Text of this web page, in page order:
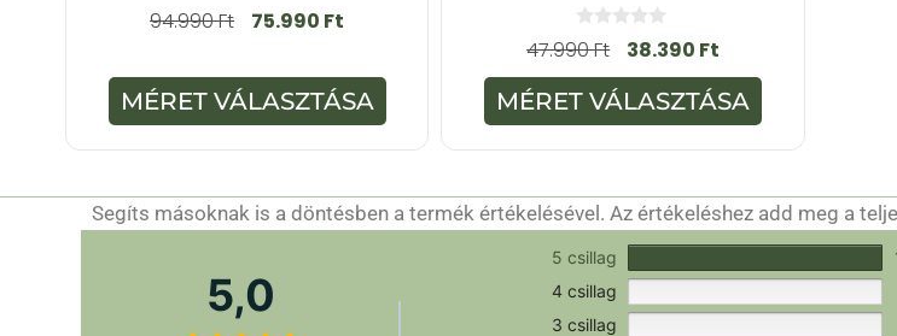
0
a
-
b
ő
l
94.990Ft 75.990 Ft
MÉRET VÁLASZTÁSA
0
a
z
5
-
b
47.990Ft 38.390 Ft
MÉRET VÁLASZTÁSA
Értékeld a
Segíts másoknak is a döntésben a termék értékelésével. Az értékeléshez add meg a
csak a hitelesítéshez
5,0
5 csillag
4 csillag
3 csillag